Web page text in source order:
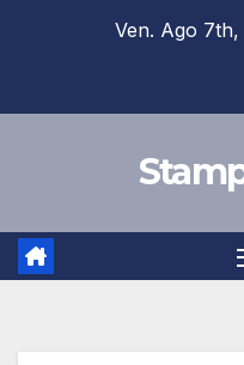
Ven. Ago 7th,